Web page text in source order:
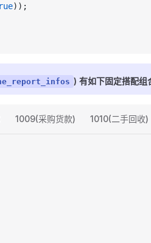
));
) 有如下固定搭配组
1009(采购货款) 1010(二手回收)